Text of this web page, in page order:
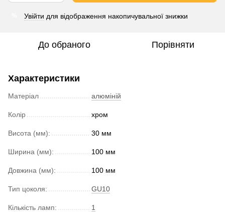
Увійти для відображення накопичувальної знижки
До обраного Порівняти
Характеристики
Матеріал алюміній
Колір хром
Висота (мм): 30 мм
Ширина (мм): 100 мм
Довжина (мм): 100 мм
Тип цоколя: GU10
Кількість ламп: 1